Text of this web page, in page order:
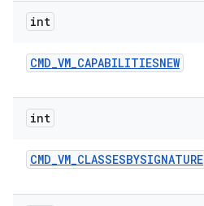
int
CMD_VM_CAPABILITIESNEW
int
CMD_VM_CLASSESBYSIGNATURE